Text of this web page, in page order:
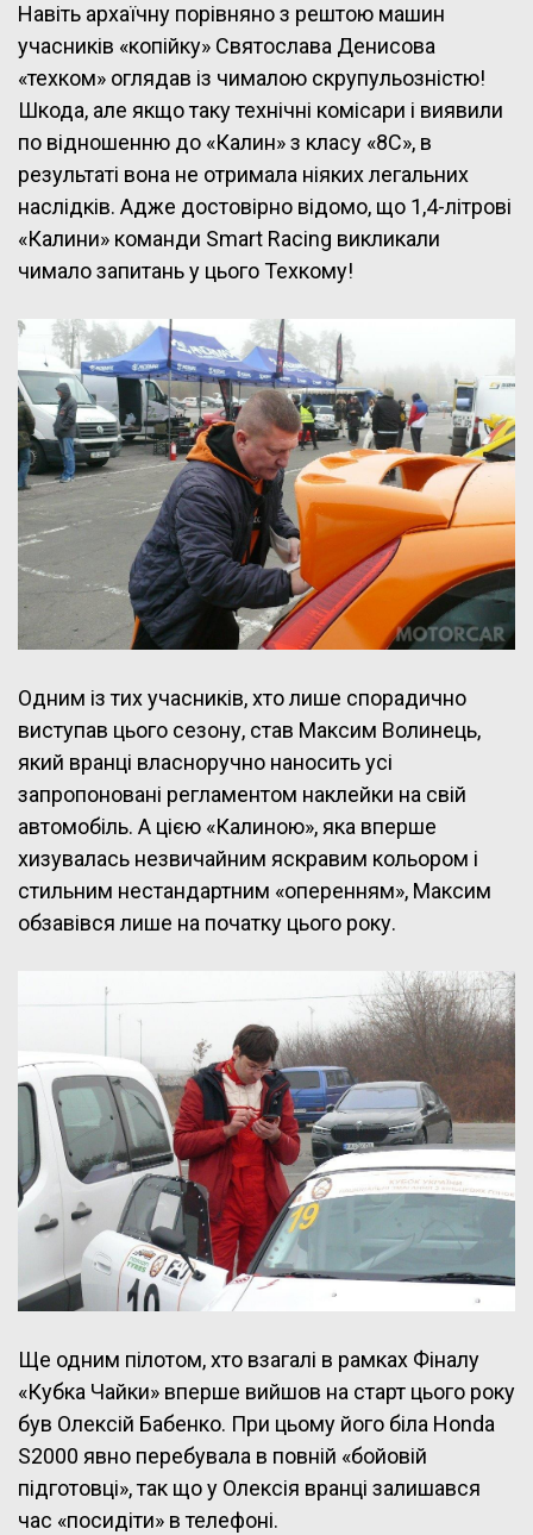
Навіть архаїчну порівняно з рештою машин
учасників «копійку» Святослава Денисова
«техком» оглядав із чималою скрупульозністю!
Шкода, але якщо таку технічні комісари і виявили
по відношенню до «Калин» з класу «8С», в
результаті вона не отримала ніяких легальних
наслідків. Адже достовірно відомо, що 1,4-літрові
«Калини» команди Smart Racing викликали
чимало запитань у цього Техкому!
Одним із тих учасників, хто лише спорадично
виступав цього сезону, став Максим Волинець,
який вранці власноручно наносить усі
запропоновані регламентом наклейки на свій
автомобіль. А цією «Калиною», яка вперше
хизувалась незвичайним яскравим кольором і
стильним нестандартним «оперенням», Максим
обзавівся лише на початку цього року.
Ще одним пілотом, хто взагалі в рамках Фіналу
«Кубка Чайки» вперше вийшов на старт цього року
був Олексій Бабенко. При цьому його біла Honda
S2000 явно перебувала в повній «бойовій
підготовці», так що у Олексія вранці залишався
час «посидіти» в телефоні.